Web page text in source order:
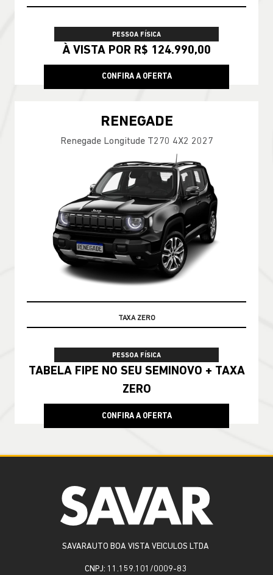
PESSOA FÍSICA
À VISTA POR R$ 124.990,00
CONFIRA A OFERTA
RENEGADE
Renegade Longitude T270 4X2 2027
TABELA FIPE
PESSOA FÍSICA
TABELA FIPE NO SEU SEMINOVO + TAXA
ZERO
CONFIRA A OFERTA
SAVARAUTO BOA VISTA VEICULOS LTDA
CNPJ: 11.159.101/0009-83